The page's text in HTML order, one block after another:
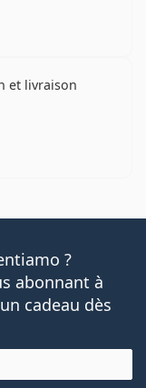
5
et livraison
5
?
abonnant à
cadeau dès